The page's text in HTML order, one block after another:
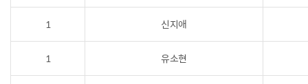
1 신지애
1 유소현